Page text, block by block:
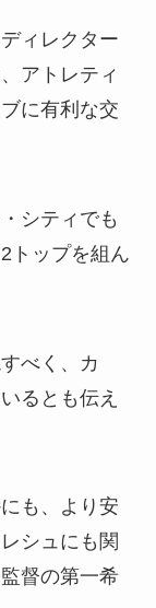
ィレクター
アトレティ
に有利な交
シティでも
トップを組ん
べく、カ
るとも伝え
も、より安
シュにも関
督の第一希